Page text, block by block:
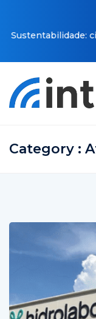
Sustentabilidade:
Category :